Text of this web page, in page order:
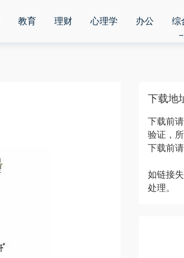
教育 理财 心理学 办公 综
下载地
下载前
验证，
下载前
如链接
处理。